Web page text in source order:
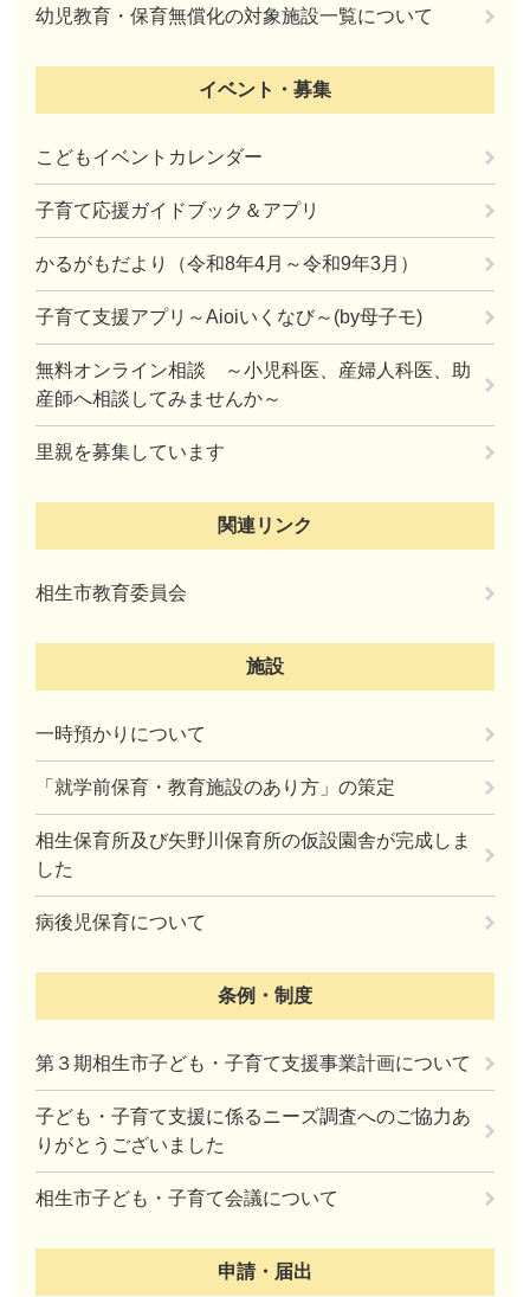
幼児教育・保育無償化の対象施設一覧について
イベント・募集
こどもイベントカレンダー
子育て応援ガイドブック＆アプリ
かるがもだより（令和8年4月～令和9年3月）
子育て支援アプリ～Aioiいくなび～(by母子モ)
無料オンライン相談 ～小児科医、産婦人科医、助
産師へ相談してみませんか～
里親を募集しています
関連リンク
相生市教育委員会
施設
一時預かりについて
「就学前保育・教育施設のあり方」の策定
相生保育所及び矢野川保育所の仮設園舎が完成しま
した
病後児保育について
条例・制度
第３期相生市子ども・子育て支援事業計画について
子ども・子育て支援に係るニーズ調査へのご協力あ
りがとうございました
相生市子ども・子育て会議について
申請・届出